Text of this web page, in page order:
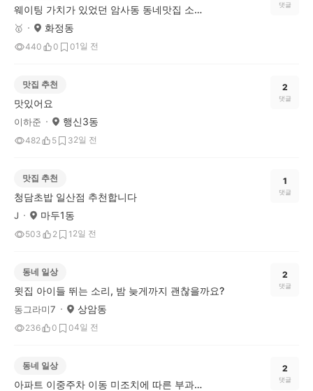
웨이팅 가치가 있었던 암사동 동네맛집 소원이네조개불고기
🥇 화정동
440 0 01일 전
댓글
맛집 추천
맛있어요
이하준 행신3동
482 5 32일 전
2
댓글
맛집 추천
청담초밥 일산점 추천합니다
J 마두1동
503 2 1 2일 전
1
댓글
동네 일상
윗집 아이들 뛰는 소리, 밤 늦게까지 괜찮을까요?
동그라미7 상암동
236 0 04일 전
2
댓글
동네 일상
아파트 이중주차 이동 미조치에 따른 부과금(벌금)
2
댓글